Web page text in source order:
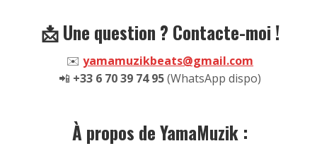
📩 Une question ? Contacte-moi !
✉️yamamuzikbeats@gmail.com
📲 +33 6 70 39 74 95(WhatsApp dispo)
À propos de YamaMuzik :